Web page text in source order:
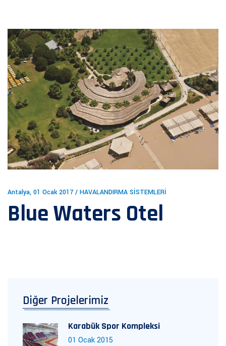
Diğer Projelerimiz
Karabük Spor Kompleksi
01 Ocak 2015
Antalya, 01 Ocak 2017 / HAVALANDIRMA SİSTEMLERİ
Blue Waters Otel